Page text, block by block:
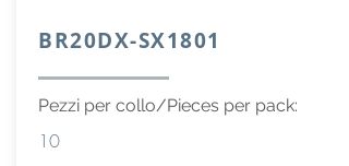
BR20DX-SX1801
Pezzi per collo/Pieces per pack:
10